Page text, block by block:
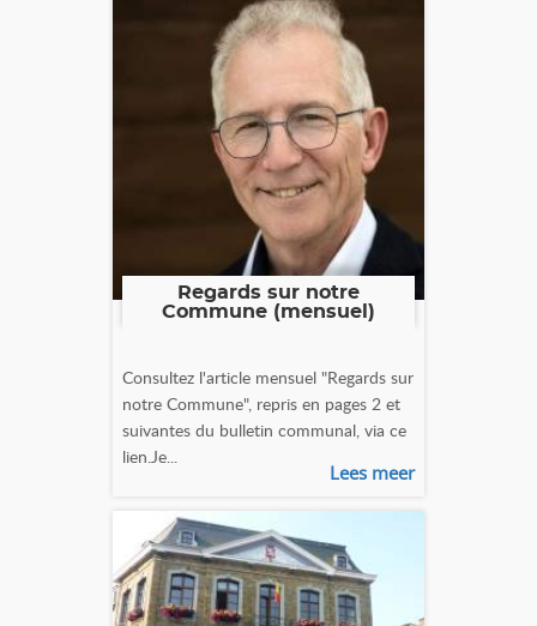
Regards sur notre
Commune (mensuel)
Consultez l'article mensuel "Regards sur
notre Commune", repris en pages 2 et
suivantes du bulletin communal, via ce
lien.Je...
Lees meer